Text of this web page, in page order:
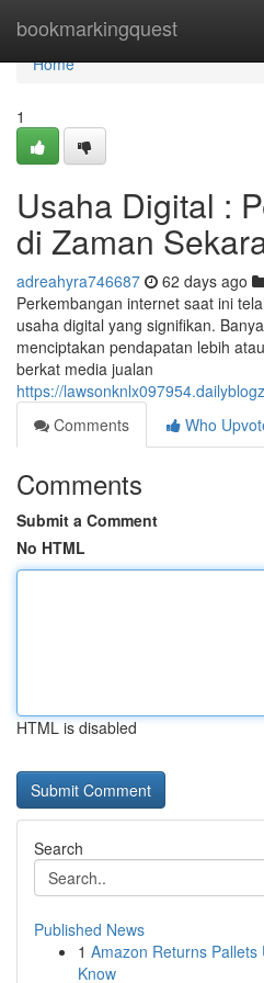
bookmarkingquest
Home
Home
1
Usaha Digital :
di Zaman
adreahyra746687 62 days ago
Perkembangan internet saat ini
usaha digital yang signifikan.
menciptakan pendapatan lebih
berkat media jualan
https://
Comments
Who
Comments
Submit a Comment
No HTML
HTML is disabled
Search
Published News
1 Amazon Returns Pallets
Know